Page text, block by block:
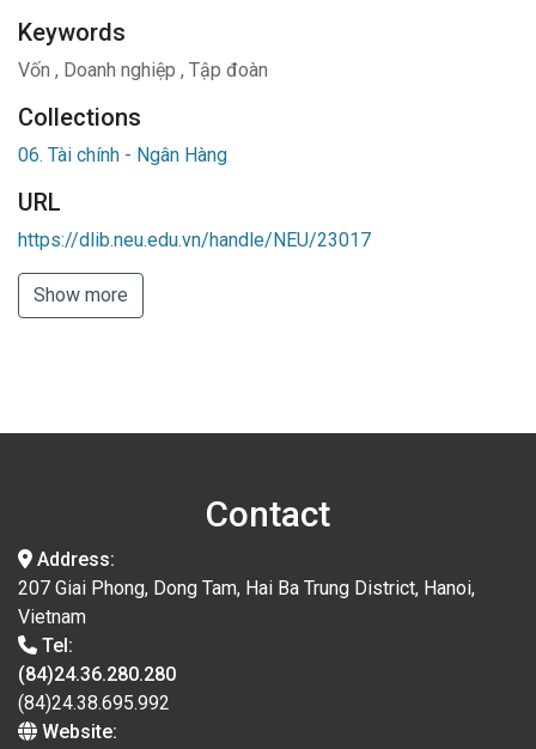
Keywords
Vốn , Doanh nghiệp , Tập đoàn
Collections
06. Tài chính - Ngân Hàng
URL
https://dlib.neu.edu.vn/handle/NEU/23017
Show more
Contact
Address:
207 Giai Phong, Dong Tam, Hai Ba Trung District, Hanoi,
Vietnam
Tel:
(84)24.36.280.280
(84)24.38.695.992
Website: